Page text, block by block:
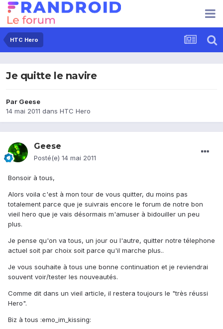
HTC Hero
Je quitte le navire
Par Geese
14 mai 2011 dans HTC Hero
Geese
Posté(e) 14 mai 2011
Bonsoir à tous,
Alors voila c'est à mon tour de vous quitter, du moins pas
totalement parce que je suivrais encore le forum de notre bon
vieil hero que je vais désormais m'amuser à bidouiller un peu
plus.
Je pense qu'on va tous, un jour ou l'autre, quitter notre télephone
actuel soit par choix soit parce qu'il marche plus..
Je vous souhaite à tous une bonne continuation et je reviendrai
souvent voir/tester les nouveautés.
Comme dit dans un vieil article, il restera toujours le "très réussi
Hero".
Biz à tous :emo_im_kissing: